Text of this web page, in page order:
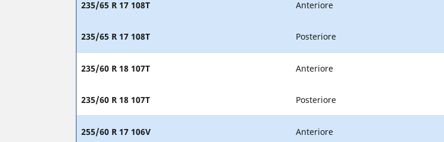
235/65 R 17 108T Anteriore
235/65 R 17 108T Posteriore
235/60 R 18 107T Anteriore
235/60 R 18 107T Posteriore
255/60 R 17 106V Anteriore